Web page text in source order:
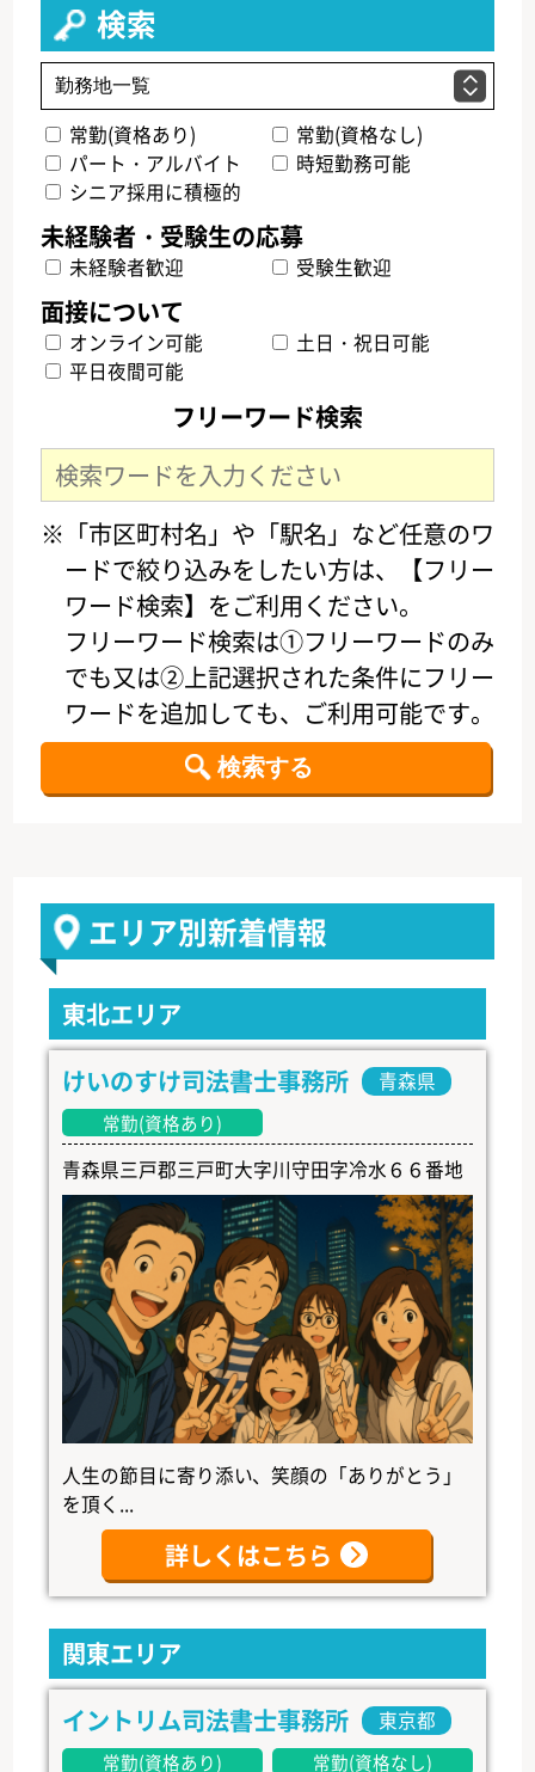
検索
常勤(資格あり)
常勤(資格なし)
パート・アルバイト
時短勤務可能
シニア採用に積極的
未経験者歓迎 受験生歓迎
オンライン可能
土日・祝日可能
平日夜間可能
フリーワード検索
※「市区町村名」や「駅名」など任意のワ
ードで絞り込みをしたい方は、【フリー
ワード検索】をご利用ください。
フリーワード検索は①フリーワードのみ
でも又は②上記選択された条件にフリー
ワードを追加しても、ご利用可能です。
エリア別新着情報
東北エリア
けいのすけ司法書士事務所
青森県
常勤(資格あり)
青森県三戸郡三戸町大字川守田字冷水６６番地
人生の節目に寄り添い、笑顔の「ありがとう」
を頂く...
詳しくはこちら
関東エリア
イントリム司法書士事務所
東京都
常勤(資格あり)
常勤(資格なし)